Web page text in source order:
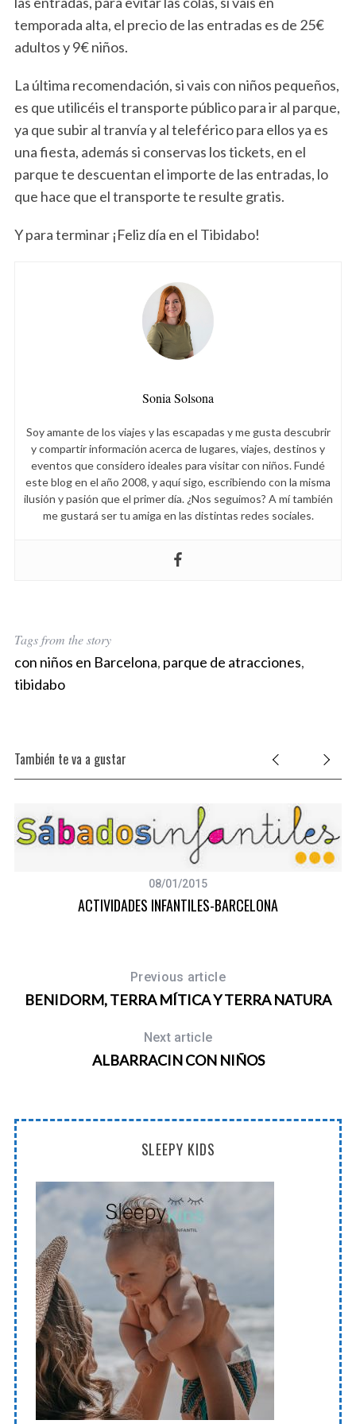
temporada alta, el precio de las entradas es de 25€
adultos y 9€ niños.
La última recomendación, si vais con niños pequeños,
es que utilicéis el transporte público para ir al parque,
ya que subir al tranvía y al teleférico para ellos ya es
una fiesta, además si conservas los tickets, en el
parque te descuentan el importe de las entradas, lo
que hace que el transporte te resulte gratis.
Y para terminar ¡Feliz día en el Tibidabo!
Sonia Solsona
Soy amante de los viajes y las escapadas y me gusta descubrir
y compartir información acerca de lugares, viajes, destinos y
eventos que considero ideales para visitar con niños. Fundé
este blog en el año 2008, y aquí sigo, escribiendo con la misma
ilusión y pasión que el primer día. ¿Nos seguimos? A mí también
me gustará ser tu amiga en las distintas redes sociales.
Tags from the story
con niños en Barcelona, parque de atracciones,
tibidabo
También te va a gustar
08/01/2015
ACTIVIDADES INFANTILES-BARCELONA
Previous article
BENIDORM, TERRA MÍTICA Y TERRA NATURA
Next article
ALBARRACIN CON NIÑOS
SLEEPY KIDS
e
r
c
h
f
r
: